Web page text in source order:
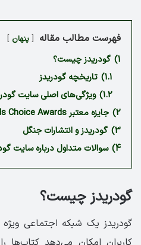
فهرست مطالب مقاله پنهان
1) گودریدز چیست؟
1.1) تاریخچه گودریدز
1.2) ویژگی‌های اصلی سایت
2) جایزه معتبر Goodreads Choice Awards
3) گودریدز و انتشارات جنگل
4) سوالات متداول درباره سایت
گودریدز چیست؟
گودریدز یک شبکه اجتماعی